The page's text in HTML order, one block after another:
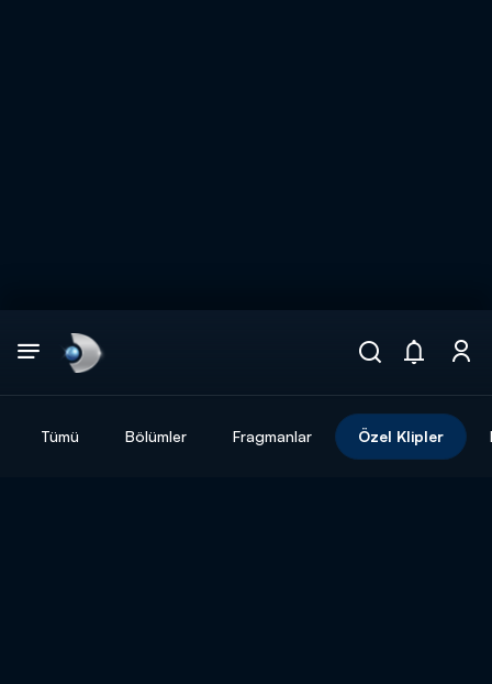
Tümü Bölümler Fragmanlar Özel Klipler